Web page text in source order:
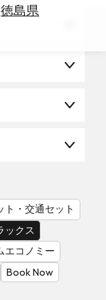
徳島県
ト・交通セット
ックス
エコノミー
Book Now